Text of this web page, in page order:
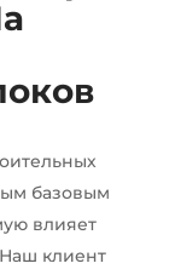
базовым
влияет
клиент